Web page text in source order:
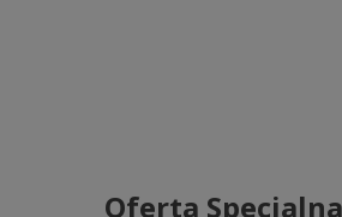
Oferta Specjalna